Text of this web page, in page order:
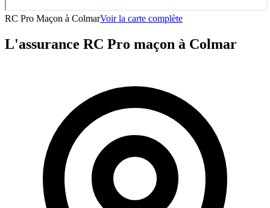
RC Pro Maçon à ColmarVoir la carte complète
L'assurance RC Pro maçon à Colmar